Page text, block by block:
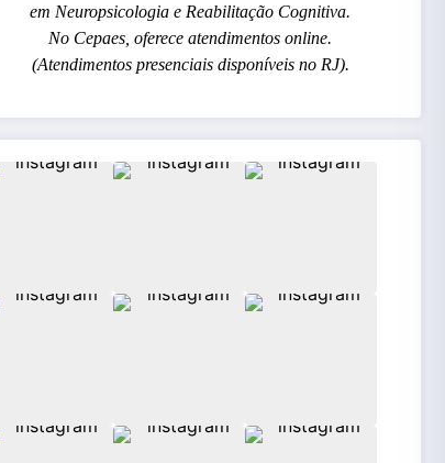
em Neuropsicologia e Reabilitação Cognitiva.
No Cepaes, oferece atendimentos online.
(Atendimentos presenciais disponíveis no RJ).